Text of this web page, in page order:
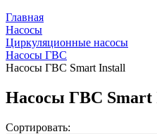
Главная
Насосы
Циркуляционные насосы
Насосы ГВС
Насосы ГВС Smart Install
Насосы ГВС Smart
Сортировать: